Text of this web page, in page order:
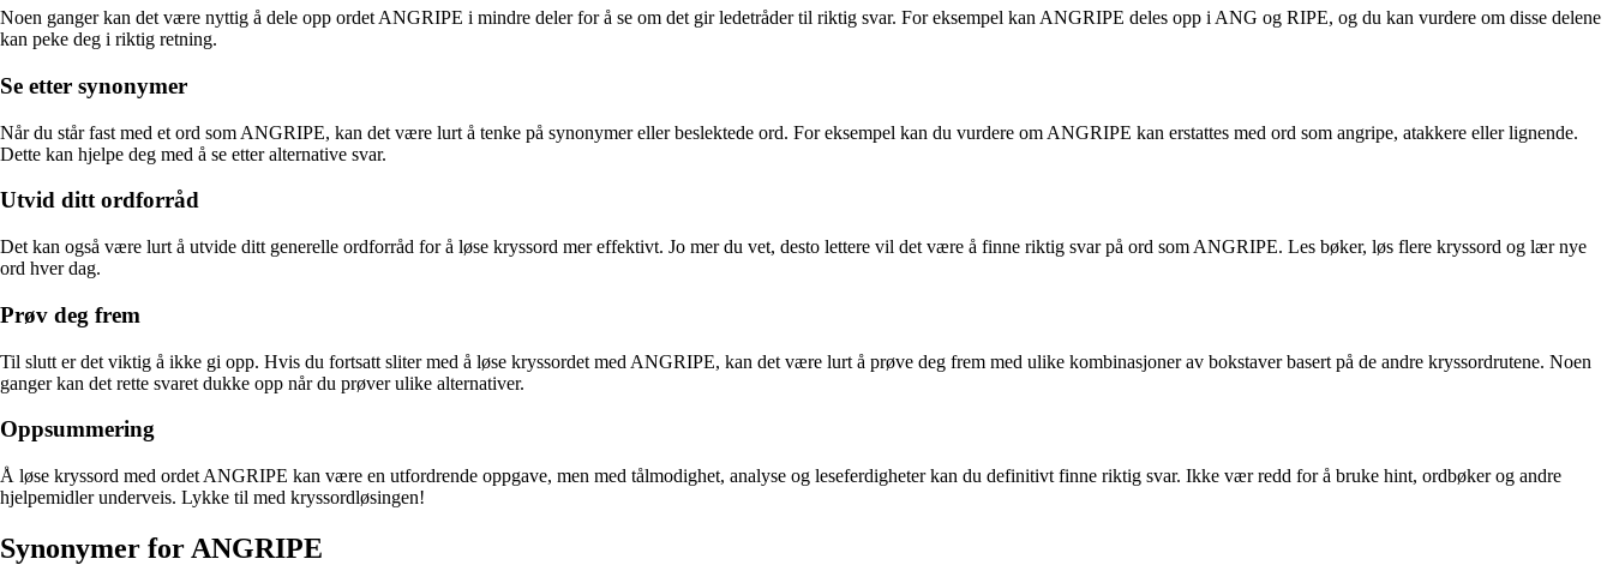
Noen ganger kan det være nyttig å dele opp ordet ANGRIPE i mindre deler for å se om det gir ledetråder til riktig svar. For eksempel kan ANGRIPE deles opp i ANG og RIPE, og du kan vurdere om disse delene
kan peke deg i riktig retning.
Se etter synonymer
Når du står fast med et ord som ANGRIPE, kan det være lurt å tenke på synonymer eller beslektede ord. For eksempel kan du vurdere om ANGRIPE kan erstattes med ord som angripe, atakkere eller lignende.
Dette kan hjelpe deg med å se etter alternative svar.
Utvid ditt ordforråd
Det kan også være lurt å utvide ditt generelle ordforråd for å løse kryssord mer effektivt. Jo mer du vet, desto lettere vil det være å finne riktig svar på ord som ANGRIPE. Les bøker, løs flere kryssord og lær nye
ord hver dag.
Prøv deg frem
Til slutt er det viktig å ikke gi opp. Hvis du fortsatt sliter med å løse kryssordet med ANGRIPE, kan det være lurt å prøve deg frem med ulike kombinasjoner av bokstaver basert på de andre kryssordrutene. Noen
ganger kan det rette svaret dukke opp når du prøver ulike alternativer.
Oppsummering
Å løse kryssord med ordet ANGRIPE kan være en utfordrende oppgave, men med tålmodighet, analyse og leseferdigheter kan du definitivt finne riktig svar. Ikke vær redd for å bruke hint, ordbøker og andre
hjelpemidler underveis. Lykke til med kryssordløsingen!
Synonymer for ANGRIPE